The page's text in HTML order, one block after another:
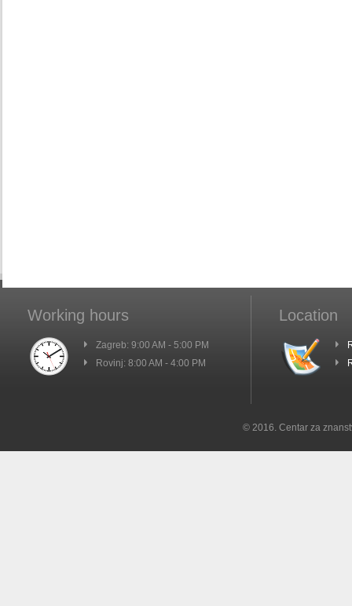
Working hours
Zagreb: 9:00 AM - 5:00 PM
Rovinj: 8:00 AM - 4:00 PM
Location
© 2016. Centar za